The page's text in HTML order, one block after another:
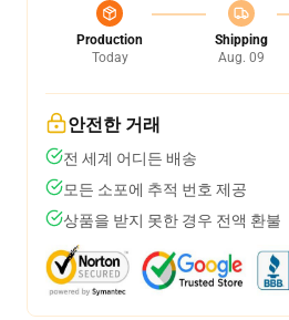
Production
Today
Shipping
Aug. 09
안전한 거래
전 세계 어디든 배송
모든 소포에 추적 번호 제공
상품을 받지 못한 경우 전액 환불